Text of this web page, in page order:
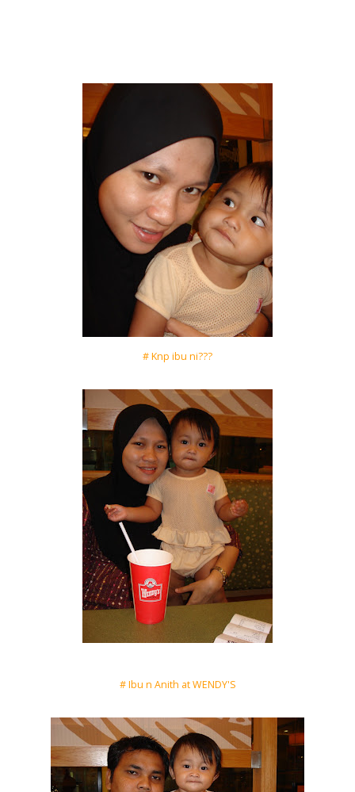
# Knp ibu ni???
# Ibu n Anith at WENDY'S